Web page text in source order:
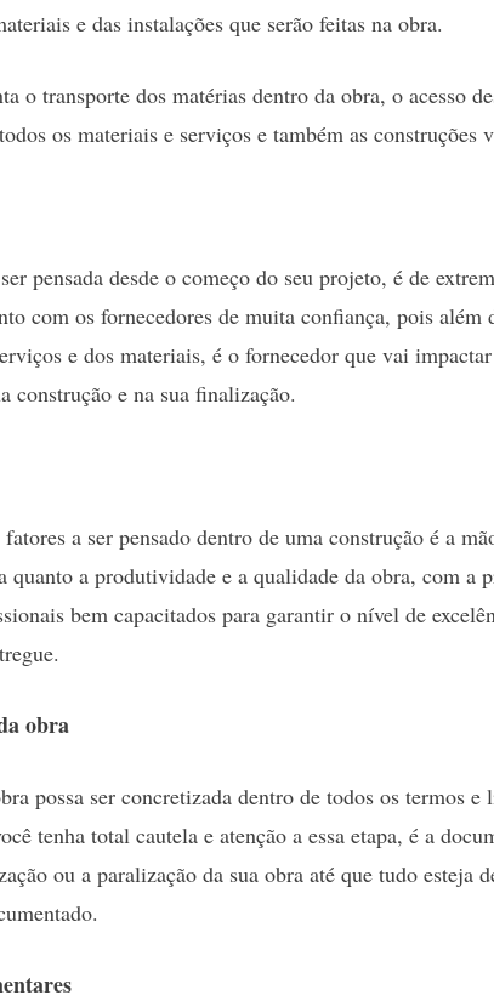
e das instalações que serão feitas na obra.
o transporte dos matérias dentro da obra, o acesso
os materiais e serviços e também as construções
pensada desde o começo do seu projeto, é de
com os fornecedores de muita confiança, pois além
e dos materiais, é o fornecedor que vai
construção e na sua finalização.
a ser pensado dentro de uma construção é a
quanto a produtividade e a qualidade da obra, com a
bem capacitados para garantir o nível de
obra
possa ser concretizada dentro de todos os termos e
tenha total cautela e atenção a essa etapa, é a
ou a paralização da sua obra até que tudo esteja